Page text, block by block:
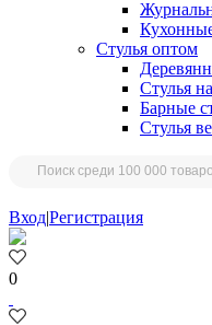
Стулья оптом
Стулья
Барные
Стулья
Вход|Регистрация
0